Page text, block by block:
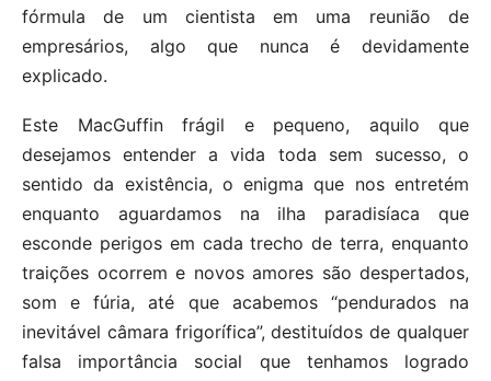
fórmula de um cientista em uma reunião de
empresários, algo que nunca é devidamente
explicado.
Este MacGuffin frágil e pequeno, aquilo que
desejamos entender a vida toda sem sucesso, o
sentido da existência, o enigma que nos entretém
enquanto aguardamos na ilha paradisíaca que
esconde perigos em cada trecho de terra, enquanto
traições ocorrem e novos amores são despertados,
som e fúria, até que acabemos “pendurados na
inevitável câmara frigorífica”, destituídos de qualquer
falsa importância social que tenhamos logrado